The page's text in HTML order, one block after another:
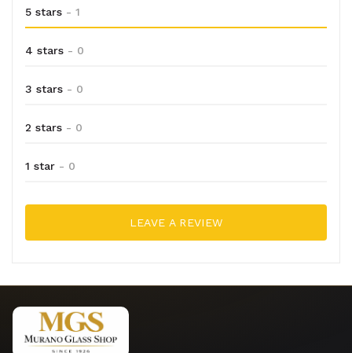
5 stars - 1
4 stars - 0
3 stars - 0
2 stars - 0
1 star - 0
LEAVE A REVIEW